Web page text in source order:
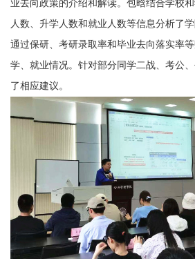
业去向政策的介绍和解读。包晗结合学校
人数、升学人数和就业人数等信息分析了
通过保研、考研录取率和毕业去向落实率
学、就业情况。针对部分同学二战、考公
了相应建议。